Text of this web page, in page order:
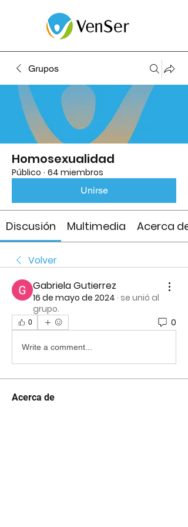
Grupos
Homosexualidad
Público · 64 miembros
Unirse
Discusión Multimedia Acerca de
Volver
Gabriela Gutierrez
16 de mayo de 2024 · se unió al
grupo.
0 0
Write a comment...
Acerca de